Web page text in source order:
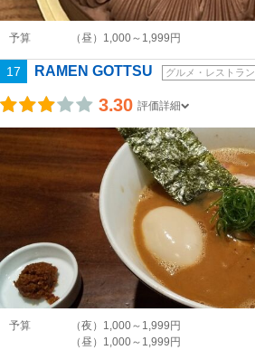
予算 （昼）1,000～1,999円
17 RAMEN GOTTSU グルメ・レストラン
3.30 評価詳細
予算
（夜）1,000～1,999円
（昼）1,000～1,999円